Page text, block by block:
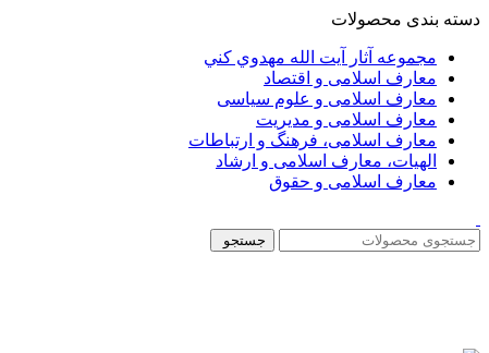
دسته بندی محصولات
مجموعه آثار آيت الله مهدوي كني
معارف اسلامی و اقتصاد
معارف اسلامی و علوم سیاسی
معارف اسلامی و مدیریت
معارف اسلامی، فرهنگ و ارتباطات
الهیات، معارف اسلامی و ارشاد
معارف اسلامی و حقوق
جستجو